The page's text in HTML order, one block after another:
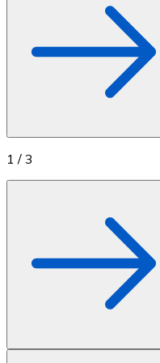
1 / 3